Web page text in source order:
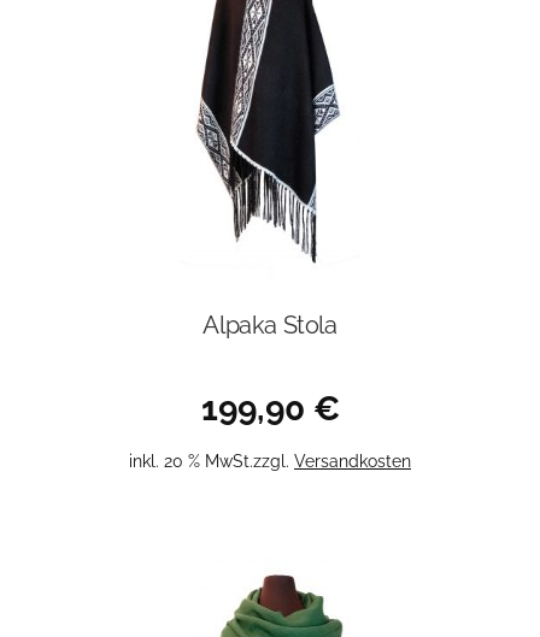
Alpaka Stola
199,90 €
inkl. 20 % MwSt.zzgl. Versandkosten